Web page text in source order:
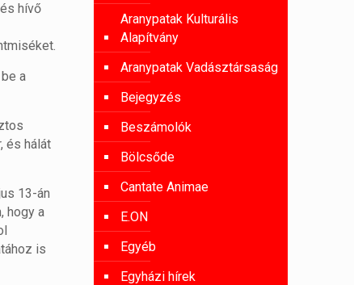
hívő
a
és hálát
13-án
hogy a
is
Aranypatak Kulturális
Alapítvány
Aranypatak Vadásztársaság
Bejegyzés
Beszámolók
Bölcsőde
Cantate Animae
E.ON
Egyéb
Egyházi hírek